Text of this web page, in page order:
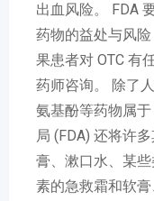
出血风险。 FDA
药物的益处与风
果患者对 OTC 有
药师咨询。 除了
氨基酚等药物属
局 (FDA) 还将许
膏、漱口水、某
素的急救霜和软